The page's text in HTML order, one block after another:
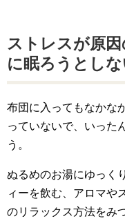
ストレスが原
に眠ろうとし
布団に入ってもなかな
っていないで、いった
う。
ぬるめのお湯にゆっく
ィーを飲む、アロマや
のリラックス方法をみ